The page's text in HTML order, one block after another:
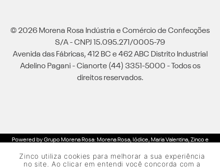
Zinco utiliza cookies para melhorar a sua experiência
no site. Ao clicar em entendi você concorda com a
© 2026 Morena Rosa Indústria e Comércio de Confecções
S/A - CNPJ 15.095.271/0005-79
Avenida das Fábricas, 412 BC e 462 ABC Distrito Industrial
Adelino Pagani - Cianorte (44) 3351-5000 - Todos os
direitos reservados.
Powered by Grupo Morena Rosa: Morena Rosa, Iódice, Maria Valentina, Zinco e